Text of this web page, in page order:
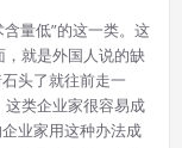
量低”的这一类。这
就是外国人说的缺
头了就往前走一
类企业家很容易成
业家用这种办法成